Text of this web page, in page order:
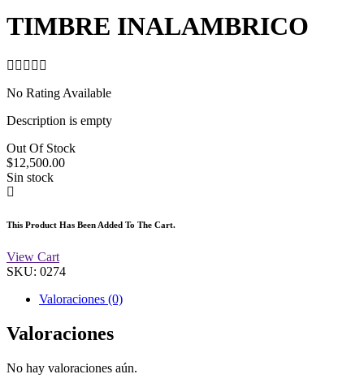
TIMBRE INALAMBRICO
No Rating Available
Description is empty
Out Of Stock
$12,500.00
Sin stock
This Product Has Been Added To The Cart.
View Cart
SKU: 0274
Valoraciones (0)
Valoraciones
No hay valoraciones aún.